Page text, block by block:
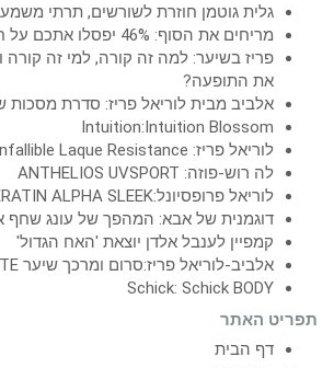
גלית גוטמן חוזרת לשורשים, תרתי משמע
מריחים את הסוף: 46% יפסלו אתכם על חולצה מיוזעת
פריז בשיער: למה זה קורה, למי זה
את התופעה?
אלביב מבית לוריאל פריז: סדרת
Intuition:Intuition Blossom
לוריאל פריז: Infallible Laque Resistance
לה רוש-פוזה: ANTHELIOS UVSPORT
לוריאל פרופסיונל:KERATIN ALPHA SLEEK
דוגמנית של אבא: המהפך של עונג שחף
קמפיין לענבל אלדן יוצאת 'האח הגדול'
אלביב-לוריאל פריז:סרום ומרכך שיער ULTIMATE
Schick: Schick BODY
תפריט האתר
דף הבית